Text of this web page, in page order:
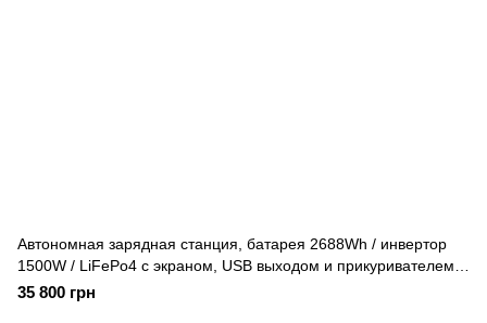
Автономная зарядная станция, батарея 2688Wh / инвертор
1500W / LiFePo4 с экраном, USB выходом и прикуривателем |
ANTPower
35 800 грн